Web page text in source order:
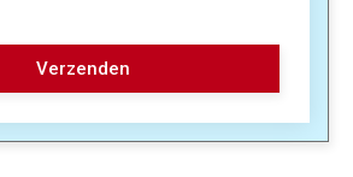
Verzenden